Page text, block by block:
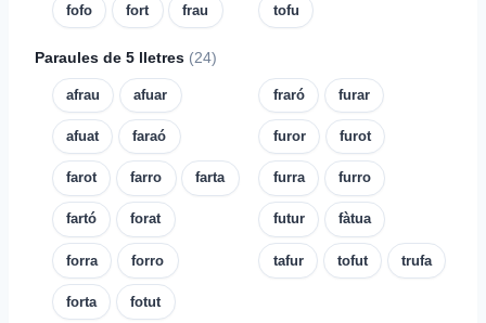
fofo fort frau tofu
Paraules de 5 lletres (24)
afrau afuar
afuat faraó
farot farro farta
fartó forat
forra forro
forta fotut
fraró furar
furor furot
furra furro
futur fàtua
tafur tofut trufa